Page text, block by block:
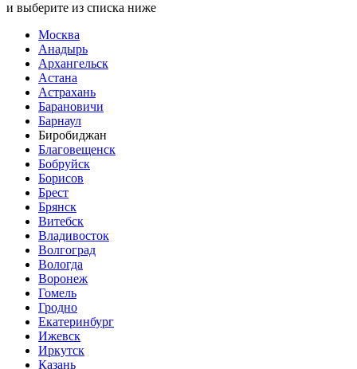
и выберите из списка ниже
Москва
Анадырь
Архангельск
Астана
Астрахань
Барановичи
Барнаул
Биробиджан
Благовещенск
Бобруйск
Борисов
Брест
Брянск
Витебск
Владивосток
Волгоград
Вологда
Воронеж
Гомель
Гродно
Екатеринбург
Ижевск
Иркутск
Казань